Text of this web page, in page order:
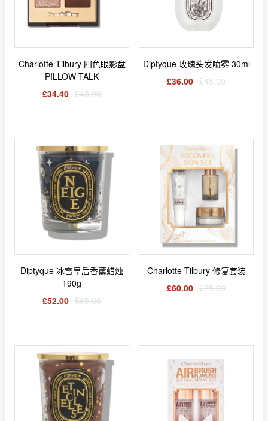
Charlotte Tilbury 四色眼影盘
PILLOW TALK
£34.40 £43.00
Diptyque 玫瑰头发喷雾 30ml
£36.00 £45.00
Diptyque 冰雪皇后香薰蜡烛
190g
£52.00 £65.00
Charlotte Tilbury 修复套装
£60.00 £75.00